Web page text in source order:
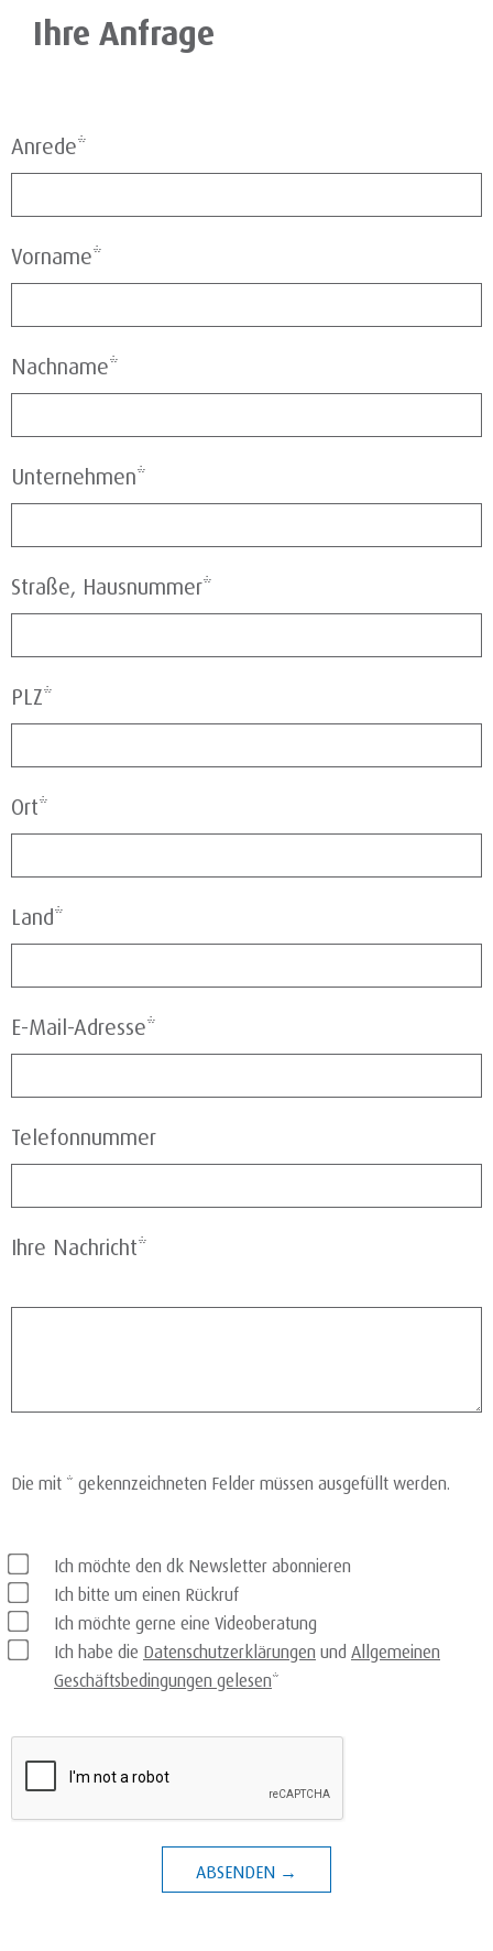
Ihre Anfrage
Anrede*
Vorname*
Nachname*
Unternehmen*
Straße, Hausnummer*
PLZ*
Ort*
Land*
E-Mail-Adresse*
Telefonnummer
Ihre Nachricht*
Die mit * gekennzeichneten Felder müssen ausgefüllt werden.
Ich möchte den dk Newsletter abonnieren
Ich bitte um einen Rückruf
Ich möchte gerne eine Videoberatung
Ich habe die Datenschutzerklärungen und Allgemeinen
Geschäftsbedingungen gelesen*
ABSENDEN →